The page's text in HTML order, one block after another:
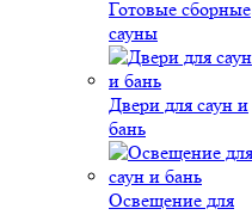
Готовые сборные
сауны
Двери для саун и
бань
Освещение для